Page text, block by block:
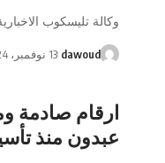
وكالة تليسكوب
dawoud 13 نوفمبر، 2024
عبدون منذ